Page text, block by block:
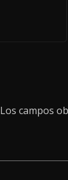
Los campos